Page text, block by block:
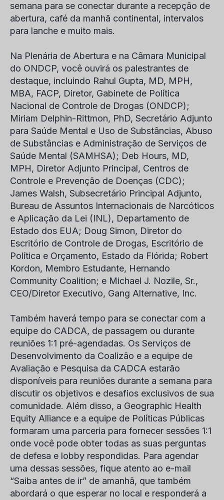
semana para se conectar durante a recepção de
abertura, café da manhã continental, intervalos
para lanche e muito mais.
Na Plenária de Abertura e na Câmara Municipal
do ONDCP, você ouvirá os palestrantes de
destaque, incluindo Rahul Gupta, MD, MPH,
MBA, FACP, Diretor, Gabinete de Política
Nacional de Controle de Drogas (ONDCP);
Miriam Delphin-Rittmon, PhD, Secretário Adjunto
para Saúde Mental e Uso de Substâncias, Abuso
de Substâncias e Administração de Serviços de
Saúde Mental (SAMHSA); Deb Hours, MD,
MPH, Diretor Adjunto Principal, Centros de
Controle e Prevenção de Doenças (CDC);
James Walsh, Subsecretário Principal Adjunto,
Bureau de Assuntos Internacionais de Narcóticos
e Aplicação da Lei (INL), Departamento de
Estado dos EUA; Doug Simon, Diretor do
Escritório de Controle de Drogas, Escritório de
Política e Orçamento, Estado da Flórida; Robert
Kordon, Membro Estudante, Hernando
Community Coalition; e Michael J. Nozile, Sr.,
CEO/Diretor Executivo, Gang Alternative, Inc.
Também haverá tempo para se conectar com a
equipe do CADCA, de passagem ou durante
reuniões 1:1 pré-agendadas. Os Serviços de
Desenvolvimento da Coalizão e a equipe de
Avaliação e Pesquisa da CADCA estarão
disponíveis para reuniões durante a semana para
discutir os objetivos e desafios exclusivos de sua
comunidade. Além disso, a Geographic Health
Equity Alliance e a equipe de Políticas Públicas
formaram uma parceria para fornecer sessões 1:1
onde você pode obter todas as suas perguntas
de defesa e lobby respondidas. Para agendar
uma dessas sessões, fique atento ao e-mail
“Saiba antes de ir” de amanhã, que também
abordará o que esperar no local e responderá a